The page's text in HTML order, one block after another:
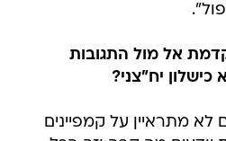
אל מול התגובות
כישלון יח"צני?
מתראיין על קמפיינים